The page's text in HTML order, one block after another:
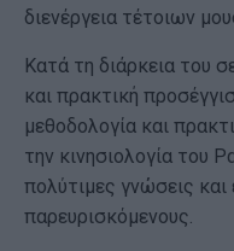
διενέργεια τέτοιων
Κατά τη διάρκεια του
και πρακτική
μεθοδολογία και
την κινησιολογία του
πολύτιμες γνώσεις
παρευρισκόμενους.